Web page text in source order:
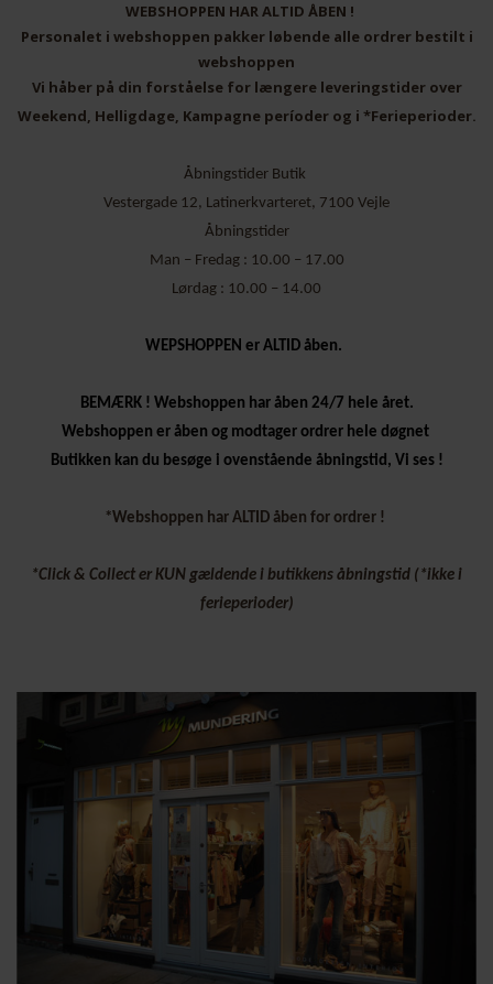
WEBSHOPPEN HAR ALTID ÅBEN !
Personalet i webshoppen pakker løbende alle ordrer bestilt i
webshoppen
Vi håber på din forståelse for længere leveringstider over
Weekend, Helligdage, Kampagne períoder og i *Ferieperioder.
Åbningstider Butik
Vestergade 12, Latinerkvarteret, 7100 Vejle
Åbningstider
Man – Fredag : 10.00 – 17.00
Lørdag : 10.00 – 14.00
WEPSHOPPEN er ALTID åben.
BEMÆRK ! Webshoppen har åben 24/7 hele året.
Webshoppen er åben og modtager ordrer hele døgnet
Butikken kan du besøge i ovenstående åbningstid, Vi ses !
*Webshoppen har ALTID åben for ordrer !
*Click & Collect er KUN gældende i butikkens åbningstid (*ikke i
ferieperioder)